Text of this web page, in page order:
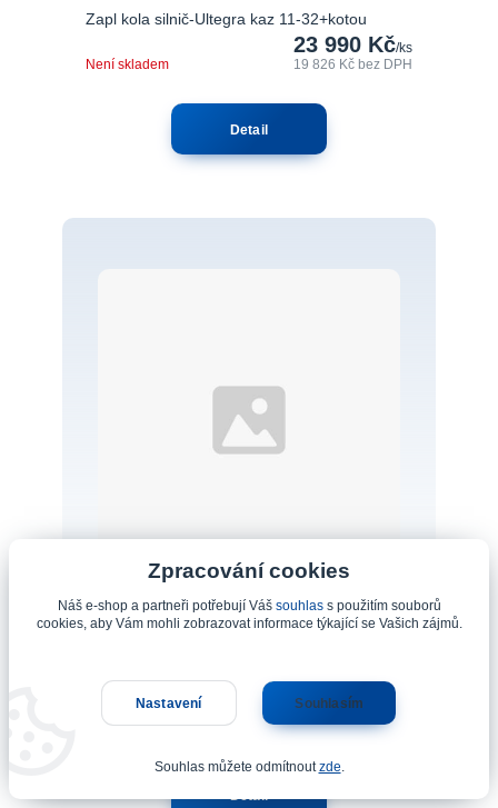
Zapl kola silnič-Ultegra kaz 11-32+kotou
23 990 Kč/ks
19 826 Kčbez DPH
Není skladem
Detail
2 990 Kč
2 471 Kčbez DPH
Není skladem
Zpracování cookies
Náš e-shop a partneři potřebují Váš souhlass použitím souborů
cookies, aby Vám mohli zobrazovat informace týkající se Vašich zájmů.
Nastavení Souhlasím
Souhlas můžete odmítnoutzde